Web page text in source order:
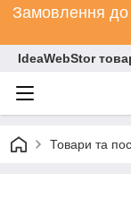
Замовлення до
IdeaWebStor
Товари та